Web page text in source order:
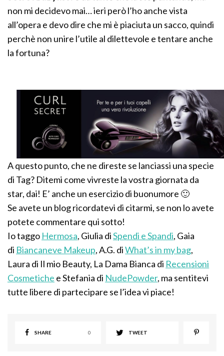
non mi decidevo mai… ieri però l’ho anche vista
all’opera e devo dire che mi è piaciuta un sacco, quindi
perchè non unire l’utile al dilettevole e tentare anche
la fortuna?
A questo punto, che ne direste se lanciassi una specie
di Tag? Ditemi come vivreste la vostra giornata da
star, dai! E’ anche un esercizio di buonumore 🙂
Se avete un blog ricordatevi di citarmi, se non lo avete
potete commentare qui sotto!
Io taggo Hermosa, Giulia diSpendi e Spandi, Gaia
di Biancaneve Makeup, A.G. diWhat’s in my bag,
Laura di Il mio Beauty, La Dama Bianca di Recensioni
Cosmetiche e Stefania di NudePowder, ma sentitevi
tutte libere di partecipare se l’idea vi piace!
SHARE 0 TWEET